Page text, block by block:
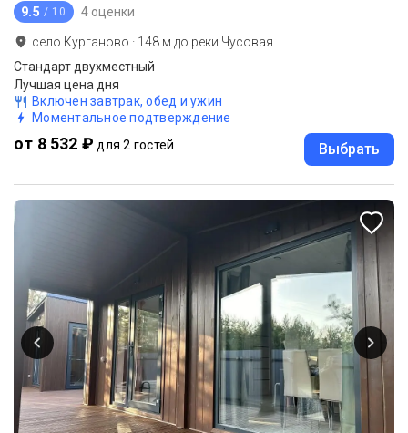
9.5 / 10 4 оценки
село Курганово · 148 м до реки Чусовая
Стандарт двухместный
Лучшая цена дня
Включен завтрак, обед и ужин
Моментальное подтверждение
от 8 532 ₽ для 2 гостей Выбрать